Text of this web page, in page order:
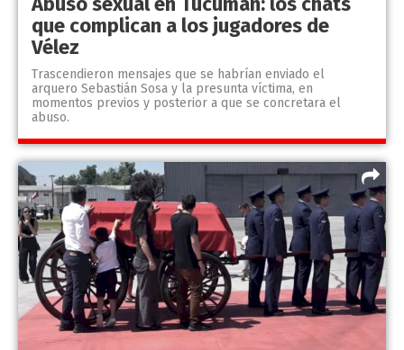
que complican a los jugadores de
Vélez
Trascendieron mensajes que se habrían enviado el
arquero Sebastián Sosa y la presunta víctima, en
momentos previos y posterior a que se concretara el
abuso.